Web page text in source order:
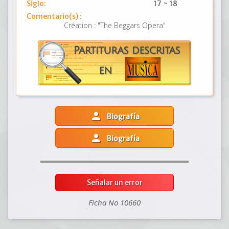
Siglo:
17 ~ 18
Comentario(s) :
Création : "The Beggars Opera"
person Biografía
person Biografía
Señalar un error
Ficha No 10660